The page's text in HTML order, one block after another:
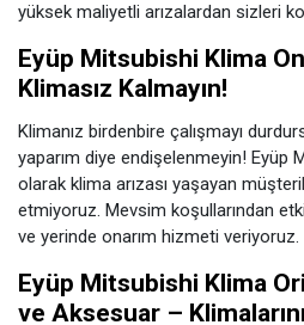
yüksek maliyetli arızalardan sizleri
Eyüp Mitsubishi Klima
Klimasız Kalmayın!
Klimanız birdenbire çalışmayı
yaparım diye endişelenmeyin! Eyüp
olarak klima arızası yaşayan
etmiyoruz. Mevsim koşullarından
ve yerinde onarım hizmeti veriyoruz.
Eyüp Mitsubishi Klima
ve Aksesuar –